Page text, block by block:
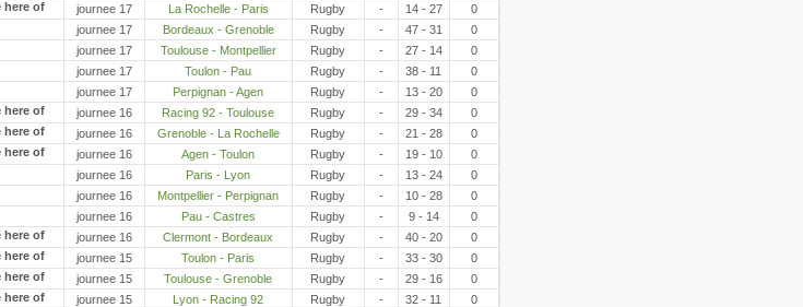
journee 17
La Rochelle - Paris Rugby - 14 - 27
0
journee 17
Bordeaux - Grenoble Rugby - 47 - 31
0
journee 17
Toulouse - Montpellier Rugby - 27 - 14
0
journee 17
Toulon - Pau Rugby - 38 - 11
0
journee 17
Perpignan - Agen Rugby - 13 - 20
0
journee 16
Racing 92 - Toulouse Rugby - 29 - 34
0
journee 16
Grenoble - La Rochelle Rugby - 21 - 28
0
journee 16
Agen - Toulon Rugby - 19 - 10
0
journee 16
Paris - Lyon Rugby - 13 - 24
0
journee 16
Montpellier - Perpignan Rugby - 10 - 28
0
journee 16
Pau - Castres Rugby - 9 - 14
0
journee 16
Clermont - Bordeaux Rugby - 40 - 20
0
journee 15
Toulon - Paris Rugby - 33 - 30
0
journee 15
Toulouse - Grenoble Rugby - 29 - 16
0
journee 15
Lyon - Racing 92 Rugby - 32 - 11
0